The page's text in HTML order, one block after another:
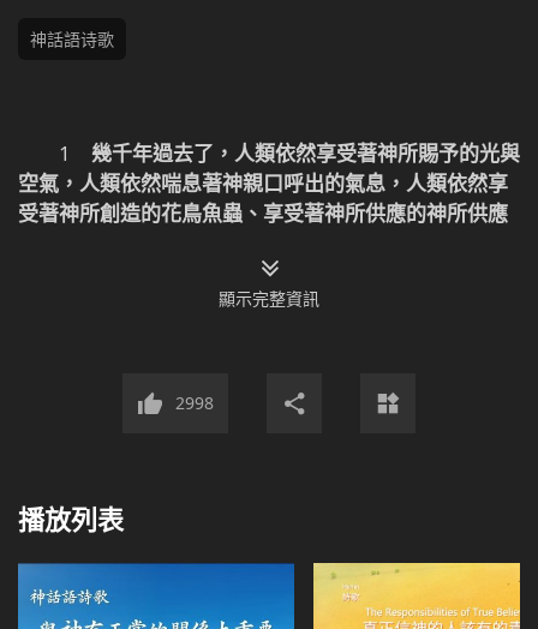
神話語诗歌
1 幾千年過去了，人類依然享受著神所賜予的光與
空氣，人類依然喘息著神親口呼出的氣息，人類依然享
受著神所創造的花鳥魚蟲、享受著神所供應的神所供應
換著；天上飛翔的大雁今冬離去，明春依然會歸來；水
裡的魚兒從來都不曾離開江河湖泊——牠們的家。
謠；草叢裡的蛐蛐兒在秋日裡伴隨著秋風輕聲吟唱；大
與牠們的生存法則，牠們在神的供應與滋養之下存活，
法則，沒有人能破壞牠們的生存法則。
顯示完整資訊
2998
播放列表